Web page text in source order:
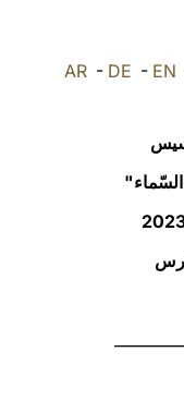
العربيّة AR- DE - EN